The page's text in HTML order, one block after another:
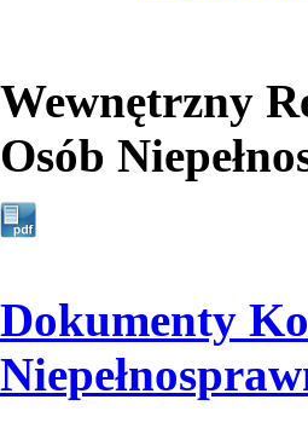
Wewnętrzny
Osób
Dokumenty